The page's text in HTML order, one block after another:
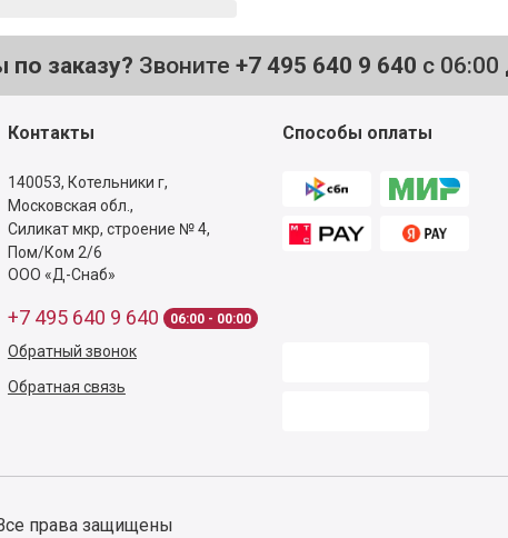
по заказу? Звоните +7 495 640 9 640 с 06:00
Контакты
140053, Котельники г,
Московская обл.,
Силикат мкр, строение № 4,
Пом/Ком 2/6
ООО «Д-Снаб»
+7 495 640 9 640 06:00 - 00:00
Обратный звонок
Обратная связь
Способы оплаты
права защищены